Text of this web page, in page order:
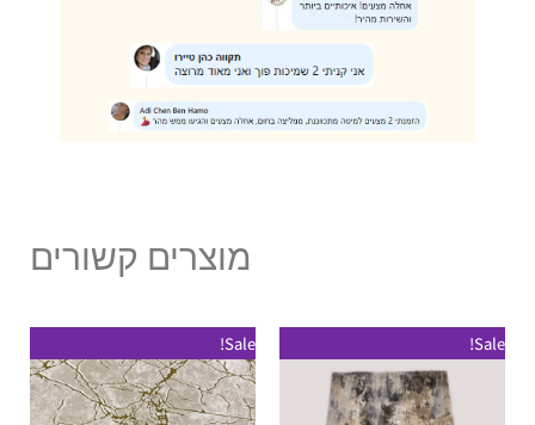
מוצרים קשורים
Sale!
Sale!
זה
יש